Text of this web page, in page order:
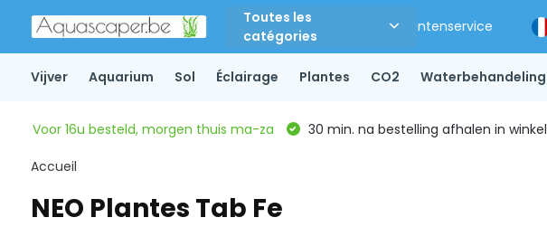
Toutes les
catégories
Klantenservice
Vijver Aquarium Sol Éclairage Plantes CO2 Waterbehandeling
Voor 16u besteld, morgen thuis ma-za 30 min. na bestelling afhalen in winkel
Accueil
NEO Plantes Tab Fe